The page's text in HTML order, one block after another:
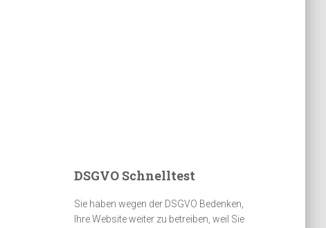
DSGVO Schnelltest
Sie haben wegen der DSGVO Bedenken,
Ihre Website weiter zu betreiben, weil Sie